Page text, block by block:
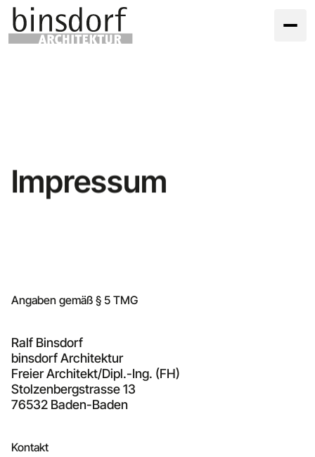
Impressum
Angaben gemäß § 5 TMG
Ralf Binsdorf
binsdorf Architektur
Freier Architekt/Dipl.-Ing. (FH)
Stolzenbergstrasse 13
76532 Baden-Baden
Kontakt